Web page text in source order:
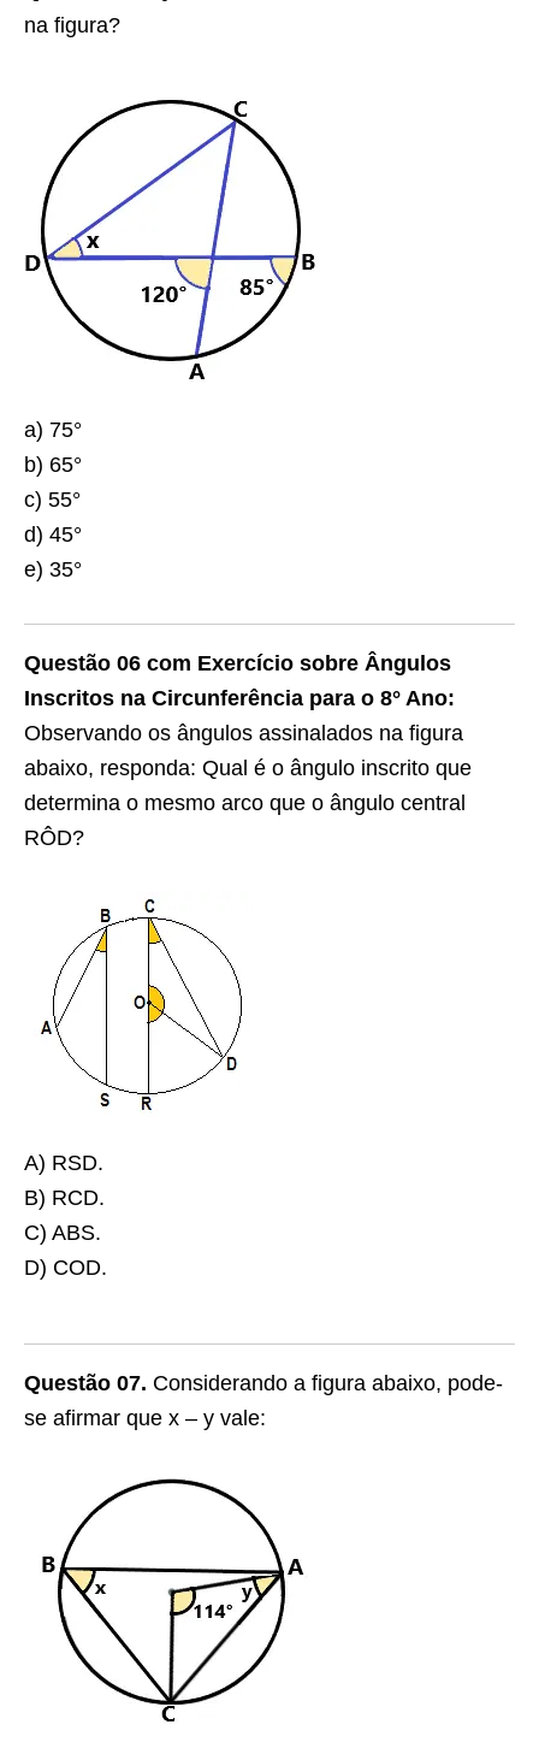
na figura?
a) 75°
b) 65°
c) 55°
d) 45°
e) 35°
Questão 06 com Exercício sobre Ângulos
Inscritos na Circunferência para o 8° Ano:
Observando os ângulos assinalados na figura
abaixo, responda: Qual é o ângulo inscrito que
determina o mesmo arco que o ângulo central
RÔD?
A) RSD.
B) RCD.
C) ABS.
D) COD.
Questão 07. Considerando a figura abaixo, pode-
se afirmar que x – y vale: